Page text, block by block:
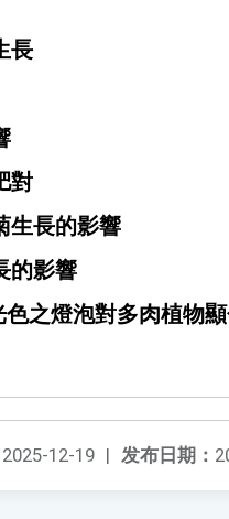
長
對
生長的影響
的影響
之燈泡對多肉植物
发布日期：
2025-12-19 |